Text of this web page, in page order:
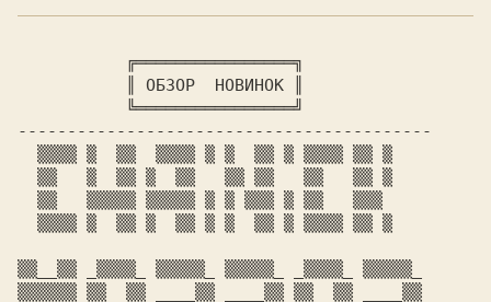
╔════════════════╗
ОБЗОР  НОВИНОК
▒▒__▒▒ _▒▒▒▒_ ▒▒▒▒▒_ ▒▒▒▒▒_ _▒▒▒▒_ ▒▒▒▒▒_
▒▒▒▒▒▒ ▒▒  ▒▒ ____▒▒ ____▒▒ ▒▒  ▒▒ ____▒▒